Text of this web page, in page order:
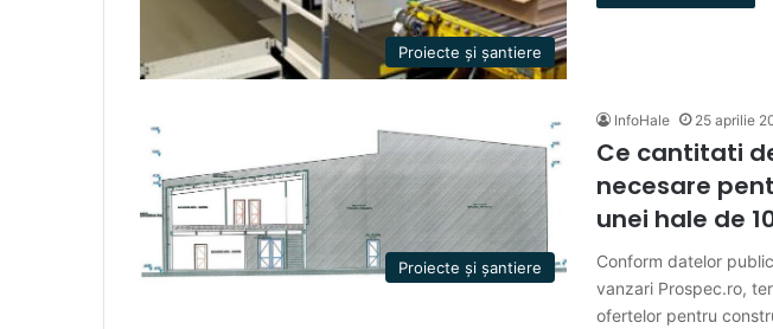
Proiecte și șantiere
Proiecte și șantiere
InfoHale 25 aprilie
Ce cantitati
necesare
unei hale de
Conform datelor
vanzari Prospec.ro,
ofertelor pentru